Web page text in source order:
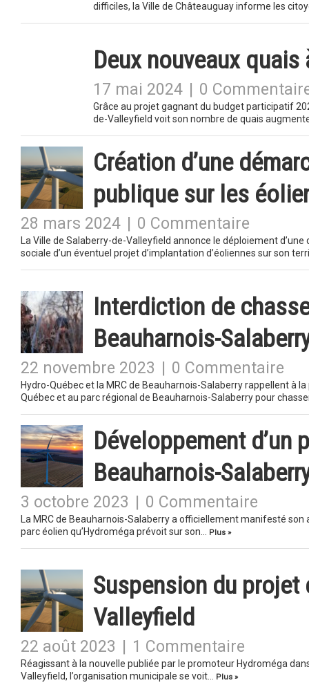
difficiles, la Ville de Châteauguay informe les
Deux nouveaux
17 mai 2024 0
Grâce au projet gagnant du budget participatif
de-Valleyfield voit son nombre de quais
Création d’une
publique sur les
28 mars 2024 0 Commentaire
La Ville de Salaberry-de-Valleyfield annonce le déploiement
sociale d’un éventuel projet d’implantation d’éoliennes sur son
Interdiction de
Beauharnois-
22 novembre 2023 0 Commentaire
Hydro-Québec et la MRC de Beauharnois-Salaberry rappellent à
Québec et au parc régional de Beauharnois-Salaberry pour
Développement d’un
Beauharnois-
3 octobre 2023 0 Commentaire
La MRC de Beauharnois-Salaberry a officiellement manifesté
parc éolien qu’Hydroméga prévoit sur son…
Plus »
Suspension du projet
Valleyfield
22 août 2023 1 Commentaire
Réagissant à la nouvelle publiée par le promoteur Hydroméga
Valleyfield, l’organisation municipale se voit…
Plus »